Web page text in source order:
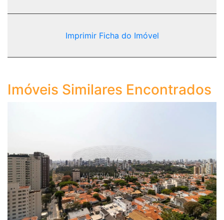
Imprimir Ficha do Imóvel
Imóveis Similares Encontrados